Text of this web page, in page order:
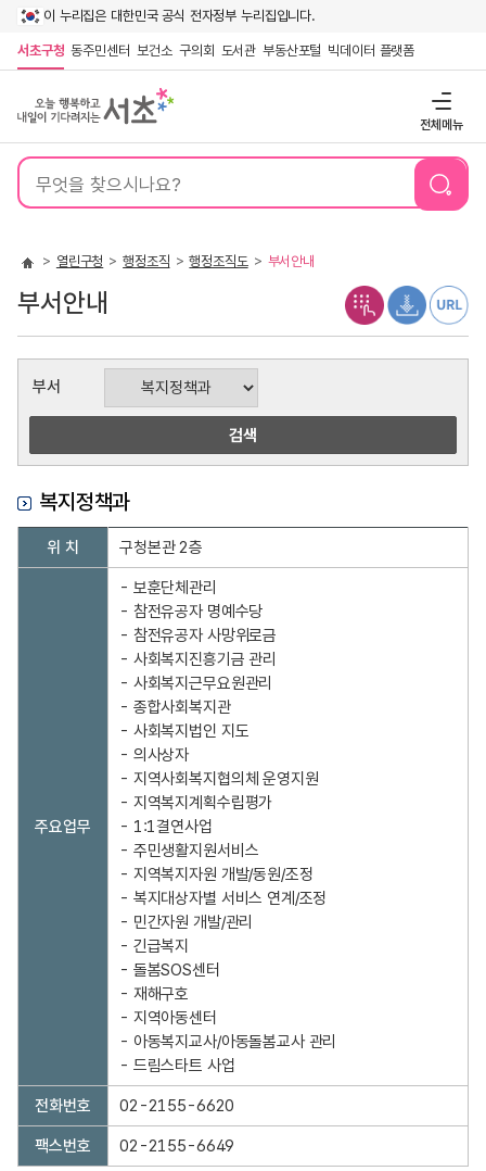
이 누리집은 대한민국 공식 전자정부 누리집입니다.
서초구청 동주민센터 보건소 구의회 도서관 부동산포털 빅데이터 플랫폼
전체메뉴
통
검
열린구청 행정조직 행정조직도 부서안내
부서안내
부
색
부서
복지정책과
지
업
위 치 구청본관 2층
주요업무
- 보훈단체관리
- 참전유공자 명예수당
- 참전유공자 사망위로금
- 사회복지진흥기금 관리
- 사회복지근무요원관리
- 종합사회복지관
- 사회복지법인 지도
- 의사상자
- 지역사회복지협의체 운영지원
- 지역복지계획수립평가
- 1:1결연사업
- 주민생활지원서비스
- 지역복지자원 개발/동원/조정
- 복지대상자별 서비스 연계/조정
- 민간자원 개발/관리
- 긴급복지
- 돌봄SOS센터
- 재해구호
- 지역아동센터
- 아동복지교사/아동돌봄교사 관리
- 드림스타트 사업
전화번호 02-2155-6620
팩스번호 02-2155-6649